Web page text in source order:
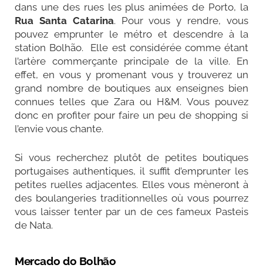
dans une des rues les plus animées de Porto, la
Rua Santa Catarina. Pour vous y rendre, vous
pouvez emprunter le métro et descendre à la
station Bolhão. Elle est considérée comme étant
l’artère commerçante principale de la ville. En
effet, en vous y promenant vous y trouverez un
grand nombre de boutiques aux enseignes bien
connues telles que Zara ou H&M. Vous pouvez
donc en profiter pour faire un peu de shopping si
l’envie vous chante.
Si vous recherchez plutôt de petites boutiques
portugaises authentiques, il suffit d’emprunter les
petites ruelles adjacentes. Elles vous mèneront à
des boulangeries traditionnelles où vous pourrez
vous laisser tenter par un de ces fameux Pasteis
de Nata.
Mercado do Bolhão